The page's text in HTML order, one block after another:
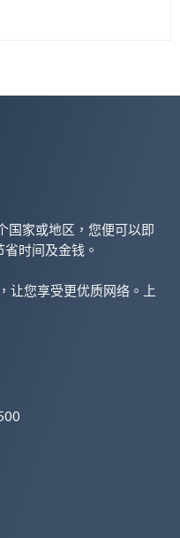
国家或地区，您便可以即
时间及金钱。
让您享受更优质网络。上